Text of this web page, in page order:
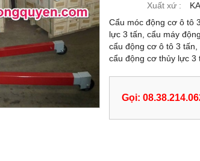
Xuất xứ :
Cẩu móc động cơ ô tô
lực 3 tấn, cẩu máy
cẩu động cơ ô tô 3
cẩu động cơ thủy lực 3
Gọi: